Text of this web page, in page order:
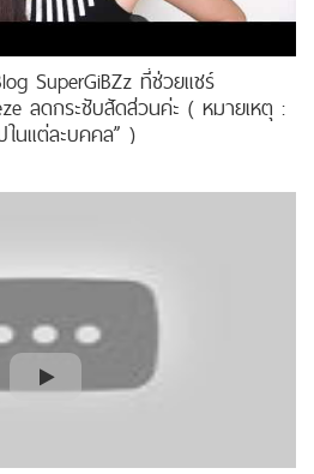
SuperGiBZz ที่ช่วยแชร์
ลดกระชับสัดส่วนค่ะ ( หมายเหตุ :
นแต่ละบุคคล” )